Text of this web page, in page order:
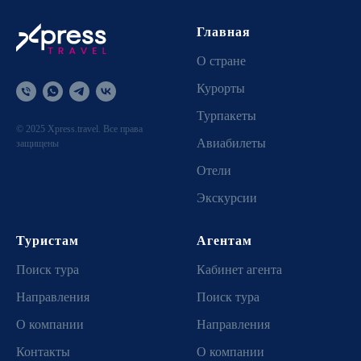
© 2025 Xpress.travel. Все права
защищены
Главная
О стране
Курорты
Турпакеты
Авиабилеты
Отели
Экскурсии
Туристам
Поиск тура
Направления
О компании
Контакты
Агентам
Кабинет агента
Поиск тура
Направления
О компании